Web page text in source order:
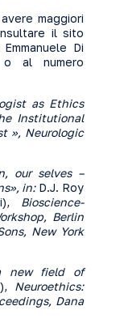
maggiori
il sito
Di
o al numero
as Ethics
Institutional
», Neurologic
our selves –
in: D.J. Roy
Bioscience-
Berlin
New York
new field of
Neuroethics:
, Dana